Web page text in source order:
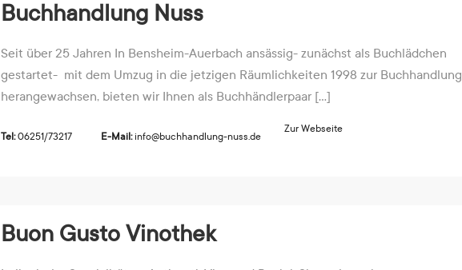
Buchhandlung Nuss
Seit über 25 Jahren In Bensheim-Auerbach ansässig- zunächst als Buchlädchen
gestartet- mit dem Umzug in die jetzigen Räumlichkeiten 1998 zur Buchhandlung
herangewachsen, bieten wir Ihnen als Buchhändlerpaar [...]
Tel:06251/73217 E-Mail: info@buchhandlung-nuss.de
Zur Webseite
Buon Gusto Vinothek